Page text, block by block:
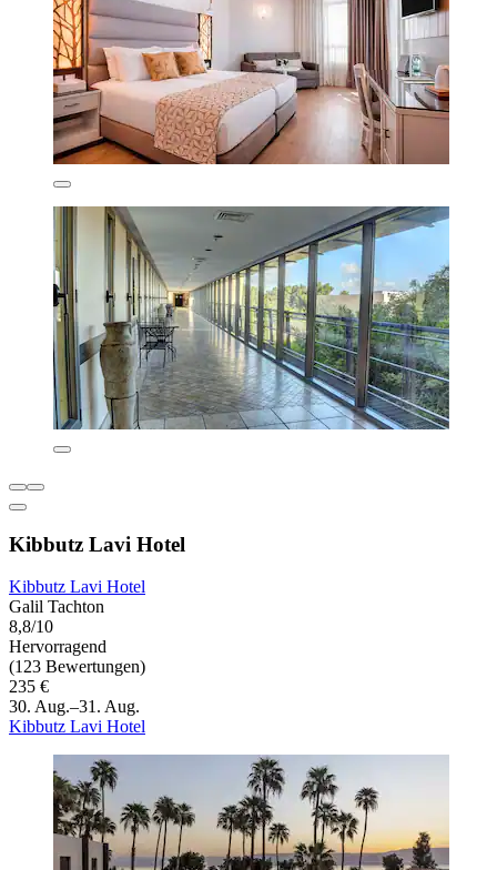
Kibbutz Lavi Hotel
Kibbutz Lavi Hotel
Galil Tachton
8,8/10
Hervorragend
(123 Bewertungen)
235 €
30. Aug.–31. Aug.
Kibbutz Lavi Hotel